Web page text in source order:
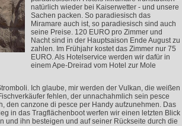
natürlich wieder bei Kaiserwetter - und unsere
Sachen packen. So paradiesisch das
Miramare auch ist, so paradiesisch sind auch
seine Preise. 120 EURO pro Zimmer und
Nacht sind in der Hauptsaison Ende August zu
zahlen. Im Frühjahr kostet das Zimmer nur 75
EURO. Als Hotelservice werden wir dafür in
einem Ape-Dreirad vom Hotel zur Mole
Ich glaube, mir werden der Vulkan, die weißen
fehlen, der unnachahmlich sein pesce
den canzone di pesce per Handy aufzunehmen. Das
in das Tragflächenboot werfen wir einen letzten Blick
und ihn besteigen und auf seiner Rückseite durch die